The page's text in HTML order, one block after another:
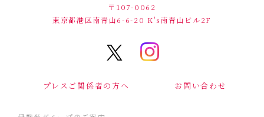
〒107-0062
東京都港区南青山6-6-20 K's南青山ビル2F
プレスご関係者の方へ お問い合わせ